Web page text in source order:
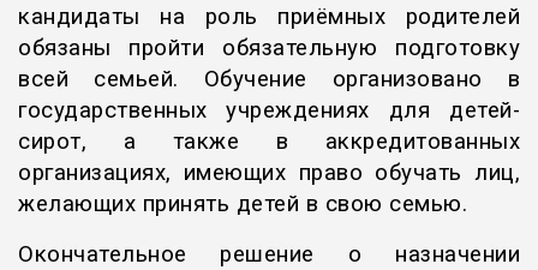
кандидаты на роль приёмных родителей
обязаны пройти обязательную подготовку
всей семьей. Обучение организовано в
государственных учреждениях для детей-
сирот, а также в аккредитованных
организациях, имеющих право обучать лиц,
желающих принять детей в свою семью.
Окончательное решение о назначении